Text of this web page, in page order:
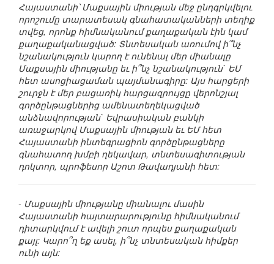
Հայաստանի՝ Մաքսային միության մեջ ընդգրկվելու
որոշումը տարատեսակ գնահատականների տեղիք
տվեց, որոնք հիմնականում քաղաքական էին կամ
քաղաքականացված: Տնտեսական առումով ի՞նչ
նշանակություն կարող է ունենալ մեր միանալը
Մաքսային միությանը եւ ի՞նչ նշանակություն` ԵՄ
հետ ասոցիացաման պայմանագիրը: Այս հարցերի
շուրջն է մեր բացառիկ հարցազրույցը վերոնշյալ
գործընթացներից ամենատեղեկացված
անձնավորության` Եվրասիական բանկի
առաջարկով Մաքսային միության եւ ԵՄ հետ
Հայաստանի ինտեգրացիոն գործընթացները
գնահատող խմբի ղեկավար, տնտեսագիտության
դոկտոր, պրոֆեսոր Աշոտ Թավադյանի հետ:
- Մաքսային միությանը միանալու մասին
Հայաստանի հայտարարությունը հիմնականում
դիտարկվում է ավելի շուտ որպես քաղաքական
քայլ: Կարո՞ղ եք ասել, ի՞նչ տնտեսական հիմքեր
ունի այն: